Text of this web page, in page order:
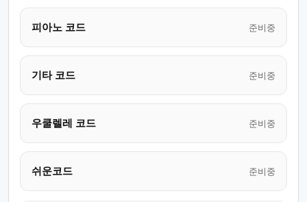
피아노 코드 준비중
기타 코드 준비중
우쿨렐레 코드 준비중
쉬운코드 준비중